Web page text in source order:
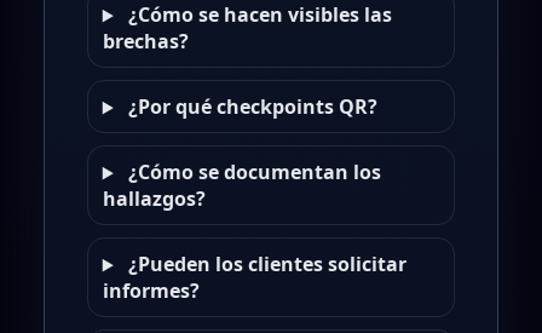
¿Cómo se hacen visibles las
brechas?
¿Por qué checkpoints QR?
¿Cómo se documentan los
hallazgos?
¿Pueden los clientes solicitar
informes?